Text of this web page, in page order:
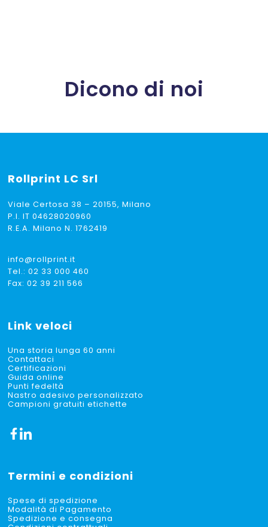
Dicono di noi
Rollprint LC Srl
Viale Certosa 38 – 20155, Milano
P.I. IT 04628020960
R.E.A. Milano N. 1762419
info@rollprint.it
Tel.:02 33 000 460
Fax: 02 39 211 566
Link veloci
Una storia lunga 60 anni
Contattaci
Certificazioni
Guida online
Punti fedeltà
Nastro adesivo personalizzato
Campioni gratuiti etichette
Termini e condizioni
Spese di spedizione
Modalità di Pagamento
Spedizione e consegna